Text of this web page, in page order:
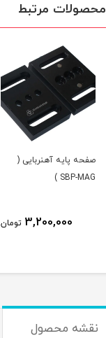
محصولات مرتبط
صفحه پایه آهنربایی (
SBP-MAG )
3,200,000 تومان
نقشه محصول